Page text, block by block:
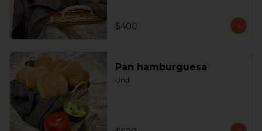
$400
Pan hamburguesa
Und.